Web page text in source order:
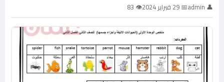
👤 admin 📅 29 فبراير 2024 👁 83